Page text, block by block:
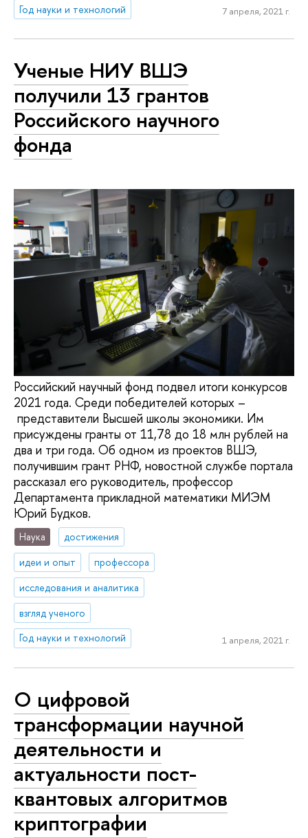
Год науки и технологий 7 апреля, 2021 г.
Ученые НИУ ВШЭ
получили 13 грантов
Российского научного
фонда
Российский научный фонд подвел итоги конкурсов
2021 года. Среди победителей которых –
представители Высшей школы экономики. Им
присуждены гранты от 11,78 до 18 млн рублей на
два и три года. Об одном из проектов ВШЭ,
получившим грант РНФ, новостной службе портала
рассказал его руководитель, профессор
Департамента прикладной математики МИЭМ
Юрий Будков.
Наука
достижения
идеи и опыт
профессора
исследования и аналитика
взгляд ученого
Год науки и технологий
1 апреля, 2021 г.
О цифровой
трансформации научной
деятельности и
актуальности пост-
квантовых алгоритмов
криптографии